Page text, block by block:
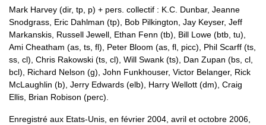
Mark Harvey (dir, tp, p) + pers. collectif : K.C. Dunbar, Jeanne
Snodgrass, Eric Dahlman (tp), Bob Pilkington, Jay Keyser, Jeff
Markanskis, Russell Jewell, Ethan Fenn (tb), Bill Lowe (btb, tu),
Ami Cheatham (as, ts, fl), Peter Bloom (as, fl, picc), Phil Scarff (ts,
ss, cl), Chris Rakowski (ts, cl), Will Swank (ts), Dan Zupan (bs, cl,
bcl), Richard Nelson (g), John Funkhouser, Victor Belanger, Rick
McLaughlin (b), Jerry Edwards (elb), Harry Wellott (dm), Craig
Ellis, Brian Robison (perc).
Enregistré aux Etats-Unis, en février 2004, avril et octobre 2006,